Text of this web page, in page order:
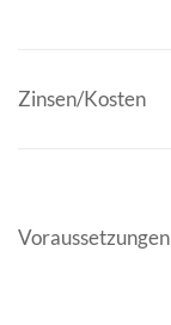
Zinsen/Kosten
Voraussetzungen